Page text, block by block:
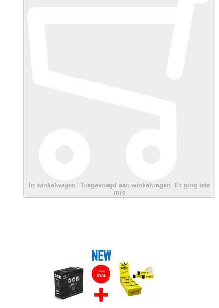
In winkelwagen Toegevoegd aan winkelwagen
Er ging iets
mis